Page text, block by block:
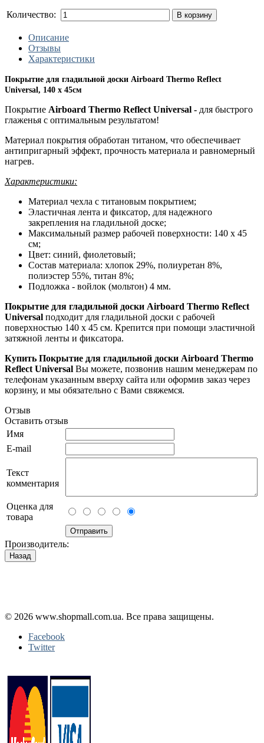
Количество: В корзину
Описание
Отзывы
Характеристики
Покрытие для гладильной доски Airboard Thermo Reflect
Universal, 140 х 45см
Покрытие Airboard Thermo Reflect Universal - для быстрого
глаженья с оптимальным результатом!
Материал покрытия обработан титаном, что обеспечивает
антипригарный эффект, прочность материала и равномерный
нагрев.
Характеристики:
Материал чехла с титановым покрытием;
Эластичная лента и фиксатор, для надежного
закрепления на гладильной доске;
Максимальный размер рабочей поверхности: 140 х 45
см;
Цвет: синий, фиолетовый;
Состав материала: хлопок 29%, полиуретан 8%,
полиэстер 55%, титан 8%;
Подложка - войлок (мольтон) 4 мм.
Покрытие для гладильной доски Airboard Thermo Reflect
Universal подходит для гладильной доски с рабочей
поверхностью 140 х 45 см. Крепится при помощи эластичной
затяжной ленты и фиксатора.
Купить Покрытие для гладильной доски Airboard Thermo
Reflect Universal Вы можете, позвонив нашим менеджерам по
телефонам указанным вверху сайта или оформив заказ через
корзину, и мы обязательно с Вами свяжемся.
Отзыв
Оставить отзыв
Имя
E-mail
Текст
комментария
Оценка для
товара
Производитель:
© 2026 www.shopmall.com.ua. Все права защищены.
Facebook
Twitter